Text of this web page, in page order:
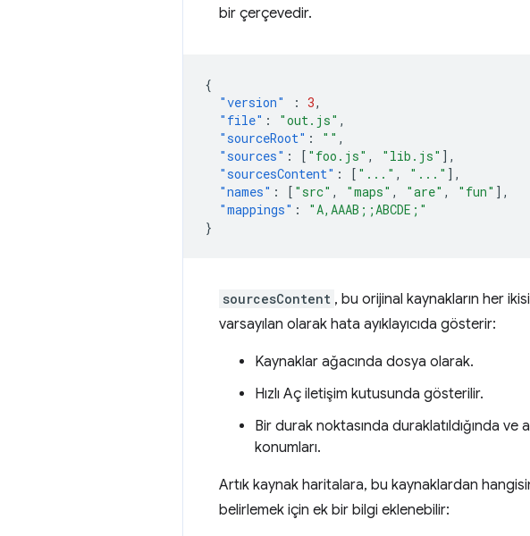
bir çerçevedir.
{
"version"
: 3,
"file" : "out.js" ,
"sourceRoot" : "" ,
"sources" : [ "foo.js" , "lib.js" ],
"sourcesContent" : [ "..." , "..." ],
"names" : [ "src" , "maps" , "are" , "fun" ],
"mappings" :
"A,AAAB;;ABCDE;"
}
sourcesContent , bu orijinal kaynakların her
varsayılan olarak hata ayıklayıcıda gösterir:
Kaynaklar ağacında dosya olarak.
Hızlı Aç iletişim kutusunda gösterilir.
Bir durak noktasında duraklatıldığında ve
konumları.
Artık kaynak haritalara, bu kaynaklardan
belirlemek için ek bir bilgi eklenebilir: